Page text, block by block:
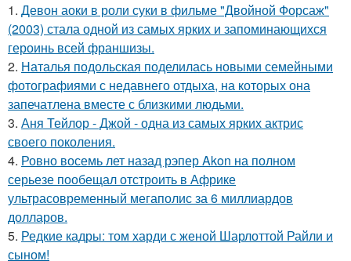
1. Девон аоки в роли суки в фильме "Двойной Форсаж"
(2003) стала одной из самых ярких и запоминающихся
героинь всей франшизы.
2. Наталья подольская поделилась новыми семейными
фотографиями с недавнего отдыха, на которых она
запечатлена вместе с близкими людьми.
3. Аня Тейлор - Джой - одна из самых ярких актрис
своего поколения.
4. Ровно восемь лет назад рэпер Akon на полном
серьезе пообещал отстроить в Африке
ультрасовременный мегаполис за 6 миллиардов
долларов.
5. Редкие кадры: том харди с женой Шарлоттой Райли и
сыном!